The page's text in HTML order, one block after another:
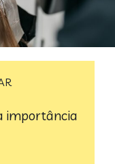
importância